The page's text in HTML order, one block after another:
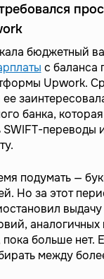
бюджетный
с баланса
Upwork.
банка,
SWIFT-переводы
подумать —
Но за этот
выдачу
аналогичных
больше нет.
между